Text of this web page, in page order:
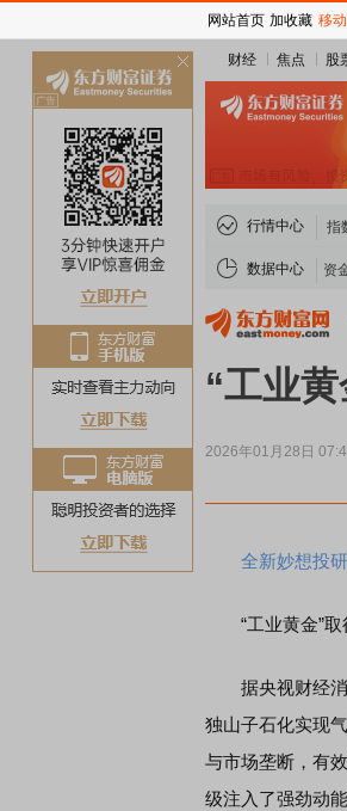
财经 焦点 股
行情中心 指
数据中心 资
“工业
2026年01月28日
全新妙想投
“工业黄金”取
据央视财经消
独山子石化实现
与市场垄断，有
级注入了强劲动能
网站首页 加收藏 移
关